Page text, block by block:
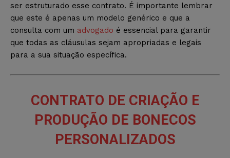
ser estruturado esse contrato. É importante lembrar
que este é apenas um modelo genérico e que a
consulta com um advogado é essencial para garantir
que todas as cláusulas sejam apropriadas e legais
para a sua situação específica.
CONTRATO DE CRIAÇÃO E
PRODUÇÃO DE BONECOS
PERSONALIZADOS